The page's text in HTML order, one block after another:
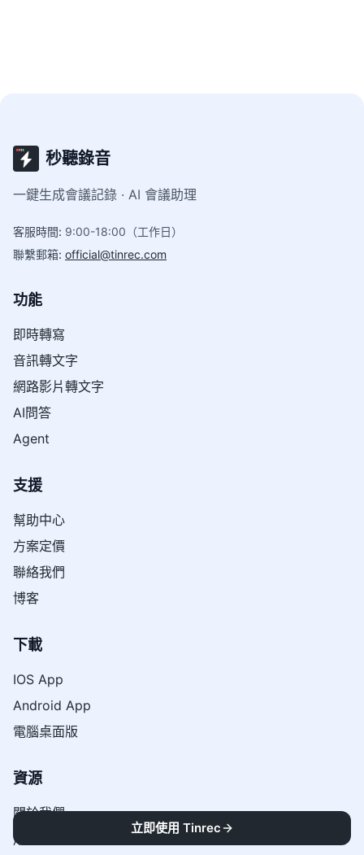
秒聽錄音
一鍵生成會議記錄 · AI 會議助理
客服時間: 9:00-18:00（工作日）
聯繫郵箱: official@tinrec.com
功能
即時轉寫
音訊轉文字
網路影片轉文字
AI問答
Agent
支援
幫助中心
方案定價
聯絡我們
博客
下載
IOS App
Android App
電腦桌面版
資源
關於我們
用戶故事
立即使用 Tinrec